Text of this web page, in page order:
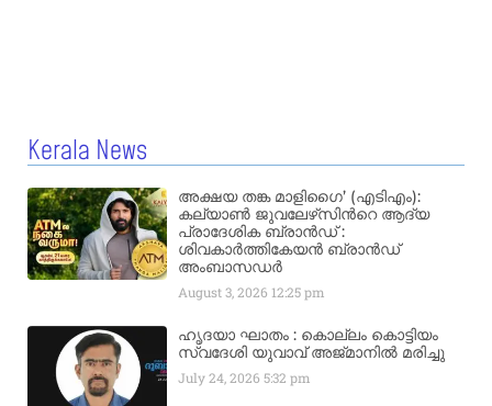
Kerala News
അക്ഷയ തങ്ക മാളിഗൈ’ (എടിഎം):
കല്യാണ്‍ ജുവലേഴ്‌സിന്‍റെ ആദ്യ
പ്രാദേശിക ബ്രാന്‍ഡ് :
ശിവകാര്‍ത്തികേയന്‍ ബ്രാന്‍ഡ്
അംബാസഡര്‍
August 3, 2026 12:25 pm
ഹൃദയാ ഘാതം : കൊല്ലം കൊട്ടിയം
സ്വദേശി യുവാവ് അജ്മാനിൽ മരിച്ചു
July 24, 20265:32 pm